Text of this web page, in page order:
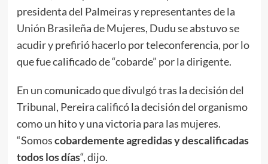
presidenta del Palmeiras y representantes de la
Unión Brasileña de Mujeres, Dudu se abstuvo se
acudir y prefirió hacerlo por teleconferencia, por lo
que fue calificado de “cobarde” por la dirigente.
En un comunicado que divulgó tras la decisión del
Tribunal, Pereira calificó la decisión del organismo
como un hito y una victoria para las mujeres.
“Somoscobardemente agredidas y descalificadas
todos los días“, dijo.